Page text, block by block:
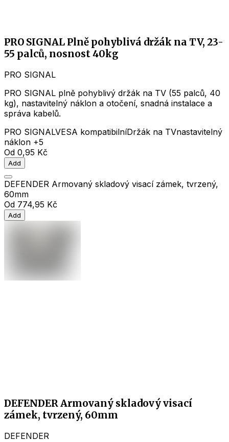
PRO SIGNAL Plně pohyblivá držák na TV, 23-
55 palců, nosnost 40kg
PRO SIGNAL
PRO SIGNAL plně pohyblivý držák na TV (55 palců, 40
kg), nastavitelný náklon a otočení, snadná instalace a
správa kabelů.
PRO SIGNALVESA kompatibilníDržák na TVnastavitelný
náklon +5
Od 0,95 Kč
Add
DEFENDER Armovaný skladový visací zámek, tvrzený,
60mm
Od 774,95 Kč
Add
DEFENDER Armovaný skladový visací
zámek, tvrzený, 60mm
DEFENDER